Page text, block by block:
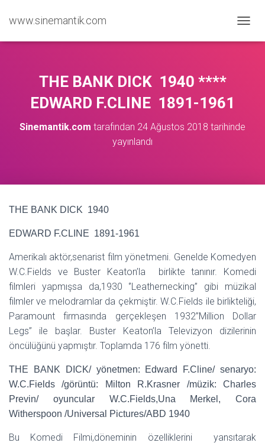
www.sinemantik.com
E
K
THE BANK DICK 1940 ****
EDWARD F.CLINE 1891-1961
Sinemantik.com tarafından 24 Ağustos 2018 tarihinde
yayınlandı
THE BANK DICK 1940
EDWARD F.CLINE 1891-1961
Amerikalı aktör,senarist film yönetmeni. Genelde Komedyen
W.C.Fields ve Buster Keaton’la birlikte tanınır. Komedi
filmleri yapmışsa da,1930 ‘’Leathernecking’’ gibi müzikal
filmler ve melodramlar da çekmiştir. W.C.Fields ile birlikteliği,
Paramount firmasında gerçekleşen 1932’’Million Dollar
Legs’’ ile başlar. Buster Keaton’la Televizyon dizilerinin
öncülüğünü yapmıştır. Toplamda 176 film yönetti.
THE BANK DICK/ yönetmen: Edward F.Cline/ senaryo:
W.C.Fields /görüntü: Milton R.Krasner /müzik: Charles
Previn/ oyuncular W.C.Fields,Una Merkel, Cora
Witherspoon /Universal Pictures/ABD 1940
Bu Komedi Filmi,döneminin özelliklerini yansıtarak